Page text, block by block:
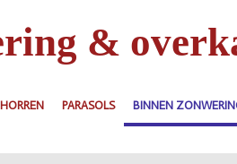
&
HORREN PARASOLS BINNEN